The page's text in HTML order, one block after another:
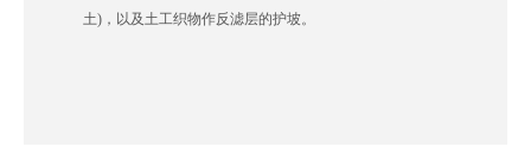
土)，以及土工织物作反滤层的护坡。